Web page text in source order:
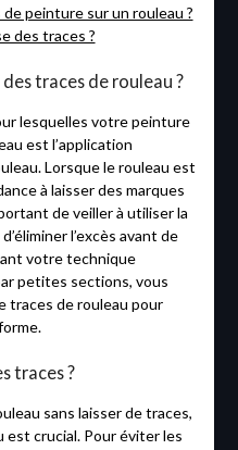
peinture sur un rouleau ?
des traces ?
traces de rouleau ?
lesquelles votre peinture
est l’application
Lorsque le rouleau est
à laisser des marques
de veiller à utiliser la
l’excès avant de
votre technique
petites sections, vous
traces de rouleau pour
traces ?
sans laisser de traces,
est crucial. Pour éviter les